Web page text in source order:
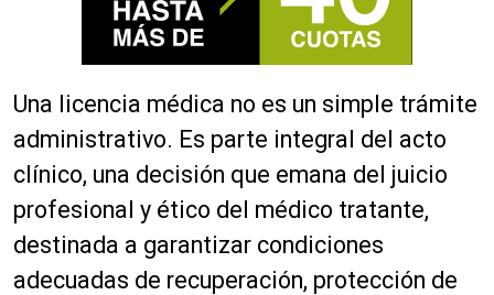
Una licencia médica no es un simple trámite
administrativo. Es parte integral del acto
clínico, una decisión que emana del juicio
profesional y ético del médico tratante,
destinada a garantizar condiciones
adecuadas de recuperación, protección de